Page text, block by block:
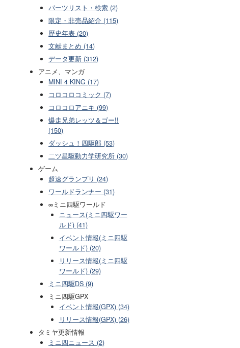
パーツリスト・検索 (2)
限定・非売品紹介 (115)
歴史年表 (20)
文献まとめ (14)
データ更新 (312)
アニメ、マンガ
MINI 4 KING (17)
コロコロコミック (7)
コロコロアニキ (99)
爆走兄弟レッツ＆ゴー!!
(150)
ダッシュ！四駆郎 (53)
二ツ星駆動力学研究所 (30)
ゲーム
超速グランプリ (24)
ワールドランナー (31)
∞ミニ四駆ワールド
ニュース(ミニ四駆ワー
ルド) (41)
イベント情報(ミニ四駆
ワールド) (20)
リリース情報(ミニ四駆
ワールド) (29)
ミニ四駆DS (9)
ミニ四駆GPX
イベント情報(GPX) (34)
リリース情報(GPX) (26)
タミヤ更新情報
ミニ四ニュース (2)